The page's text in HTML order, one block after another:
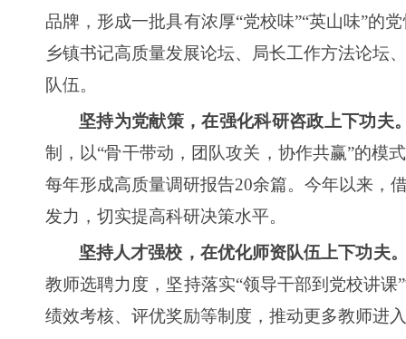
品牌，形成一批具有浓厚“党校味”“英山味”的
乡镇书记高质量发展论坛、局长工作方法论坛
队伍。
坚持为党献策，在强化科研咨政上下功夫
制，以“骨干带动，团队攻关，协作共赢”的模
每年形成高质量调研报告20余篇。今年以来，
发力，切实提高科研决策水平。
坚持人才强校，在优化师资队伍上下功夫
教师选聘力度，坚持落实“领导干部到党校讲
绩效考核、评优奖励等制度，推动更多教师进